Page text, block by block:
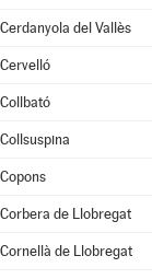
Cerdanyola del Vallès
Cervelló
Collbató
Collsuspina
Copons
Corbera de Llobregat
Cornellà de Llobregat